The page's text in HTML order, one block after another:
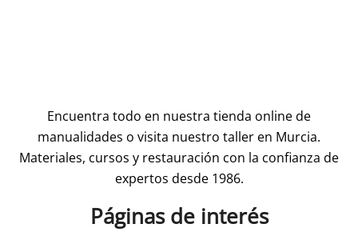
Encuentra todo en nuestra tienda online de
manualidades o visita nuestro taller en Murcia.
Materiales, cursos y restauración con la confianza de
expertos desde 1986.
Páginas de interés